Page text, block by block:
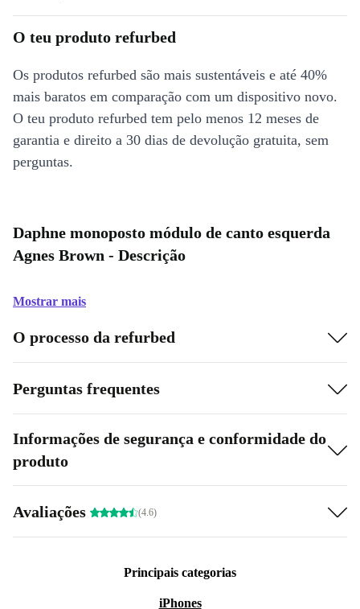
O teu produto refurbed
Os produtos refurbed são mais sustentáveis e até 40%
mais baratos em comparação com um dispositivo novo.
O teu produto refurbed tem pelo menos 12 meses de
garantia e direito a 30 dias de devolução gratuita, sem
perguntas.
Daphne monoposto módulo de canto esquerda
Agnes Brown - Descrição
Mostrar mais
O processo da refurbed
Perguntas frequentes
Informações de segurança e conformidade do
produto
Avaliações (4.6)
Principais categorias
iPhones